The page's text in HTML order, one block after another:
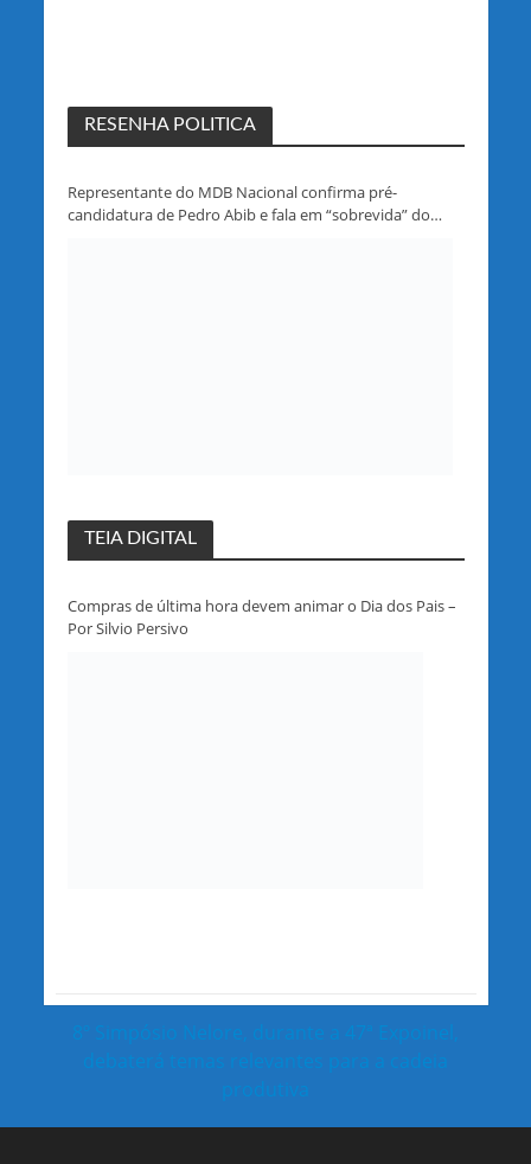
RESENHA POLITICA
Representante do MDB Nacional confirma pré-
candidatura de Pedro Abib e fala em “sobrevida” do
TEIA DIGITAL
Compras de última hora devem animar o Dia dos Pais –
Por Silvio Persivo
8º Simpósio Nelore, durante a 47ª Expoinel,
debaterá temas relevantes para a cadeia
produtiva